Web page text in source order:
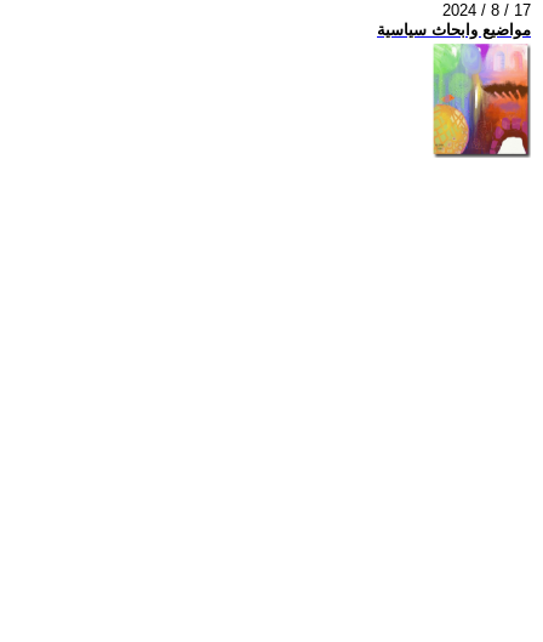
2024 / 8 / 17
مواضيع وابحاث سياسية